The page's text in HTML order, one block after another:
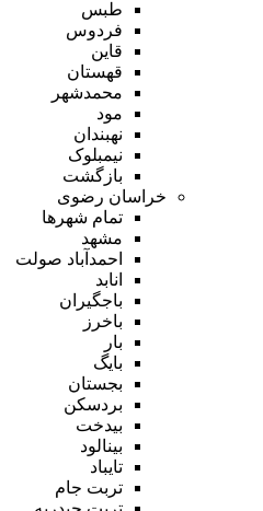
طبس
فردوس
قاین
قهستان
محمدشهر
مود
نهبندان
نیمبلوک
بازگشت
خراسان رضوی
تمام شهر‌ها
مشهد
احمدآباد صولت
انابد
باجگیران
باخرز
بار
بایگ
بجستان
بردسکن
بیدخت
بینالود
تایباد
تربت جام